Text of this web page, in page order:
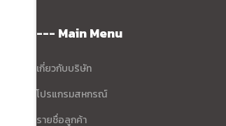
--- Main Menu
เกี่ยวกับบริษัท
โปรแกรมสหกรณ์
รายชื่อลูกค้า